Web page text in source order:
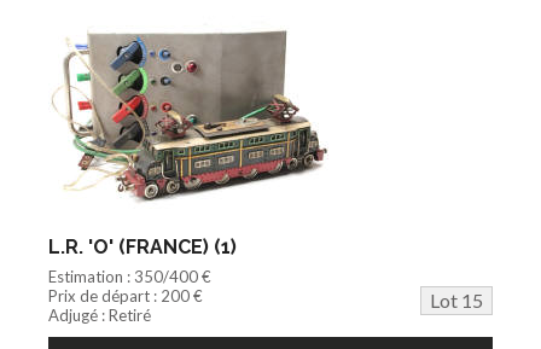
L.R. 'O' (FRANCE) (1)
Estimation : 350/400 €
Prix de départ : 200 €
Lot 15
Adjugé : Retiré